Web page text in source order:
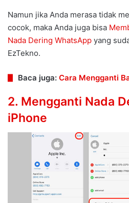
Namun jika Anda merasa tidak
cocok, maka Anda juga bisa
Nada Dering WhatsApp yang
EzTekno.
Baca juga: Cara Mengganti
2. Mengganti Nada
iPhone